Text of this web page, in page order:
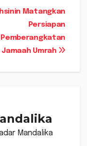
Matangkan
Persiapan
Pemberangkatan
Jamaah Umrah
Mandalika